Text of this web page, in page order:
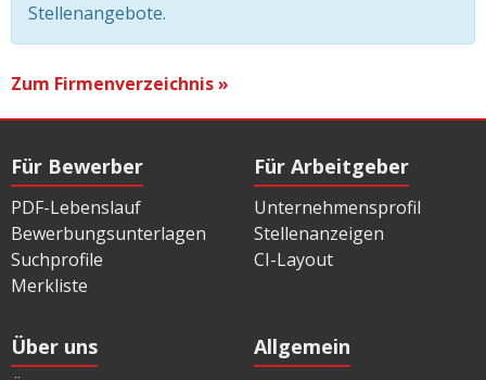
Stellenangebote.
Zum Firmenverzeichnis »
Für Bewerber
PDF-Lebenslauf
Bewerbungsunterlagen
Suchprofile
Merkliste
Für Arbeitgeber
Unternehmensprofil
Stellenanzeigen
CI-Layout
Über uns Allgemein